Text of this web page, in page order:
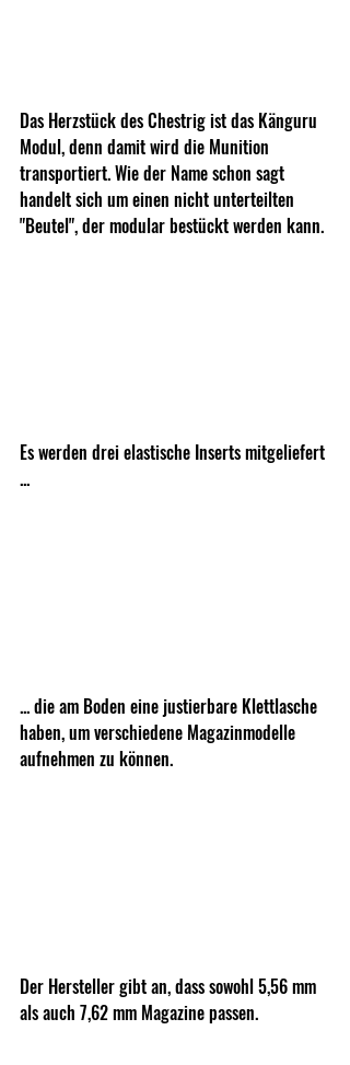
Das Herzstück des Chestrig ist das Känguru
Modul, denn damit wird die Munition
transportiert. Wie der Name schon sagt
handelt sich um einen nicht unterteilten
"Beutel", der modular bestückt werden kann.
Es werden drei elastische Inserts mitgeliefert
...
... die am Boden eine justierbare Klettlasche
haben, um verschiedene Magazinmodelle
aufnehmen zu können.
Der Hersteller gibt an, dass sowohl 5,56 mm
als auch 7,62 mm Magazine passen.